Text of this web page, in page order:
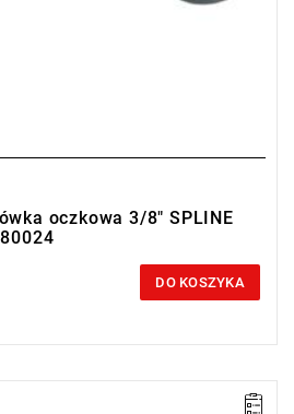
oczkowa 3/8" SPLINE
DO KOSZYKA